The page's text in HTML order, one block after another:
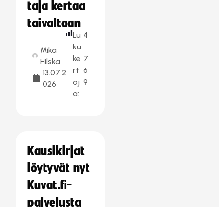
taja kertaa
taivaltaan
Mika
Hilska
13.07.2
026
Lu
ku
ke
rt
oj
a:
4
7
6
9
Kausikirjat
löytyvät nyt
Kuvat.fi-
palvelusta